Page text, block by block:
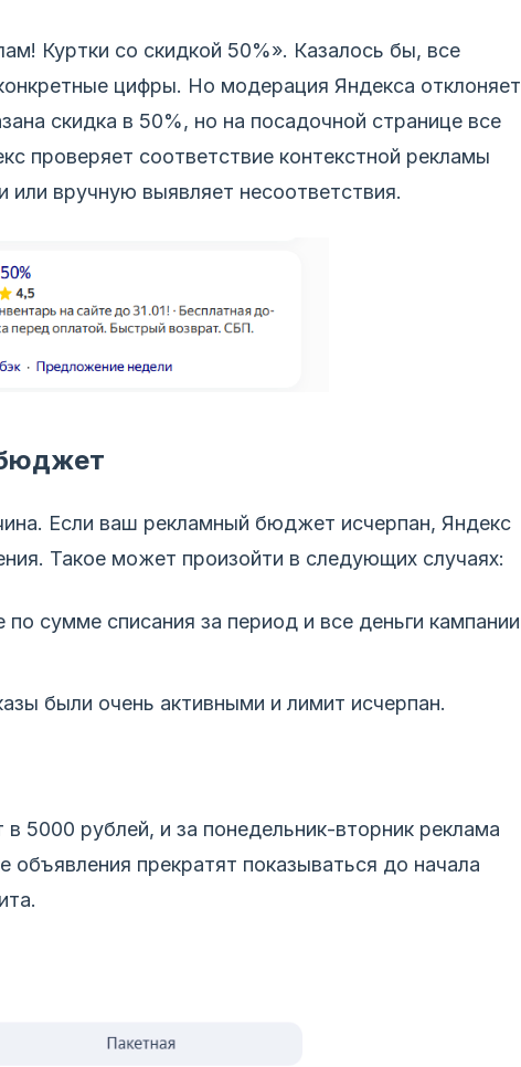
Куртки со скидкой 50%». Казалось бы, все
цифры. Но модерация Яндекса отклоняет
скидка в 50%, но на посадочной странице все
проверяет соответствие контекстной рекламы
вручную выявляет несоответствия.
Если ваш рекламный бюджет исчерпан, Яндекс
Такое может произойти в следующих случаях:
по сумме списания за период и все деньги кампании
были очень активными и лимит исчерпан.
5000 рублей, и за понедельник-вторник реклама
объявления прекратят показываться до начала